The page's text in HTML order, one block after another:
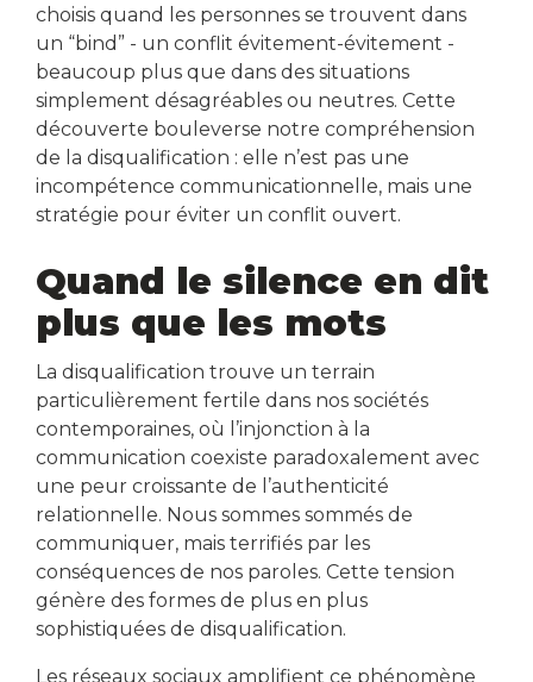
choisis quand les personnes se trouvent dans
un “bind” - un conflit évitement-évitement -
beaucoup plus que dans des situations
simplement désagréables ou neutres. Cette
découverte bouleverse notre compréhension
de la disqualification : elle n’est pas une
incompétence communicationnelle, mais une
stratégie pour éviter un conflit ouvert.
Quand le silence en dit
plus que les mots
La disqualification trouve un terrain
particulièrement fertile dans nos sociétés
contemporaines, où l’injonction à la
communication coexiste paradoxalement avec
une peur croissante de l’authenticité
relationnelle. Nous sommes sommés de
communiquer, mais terrifiés par les
conséquences de nos paroles. Cette tension
génère des formes de plus en plus
sophistiquées de disqualification.
Les réseaux sociaux amplifient ce phénomène